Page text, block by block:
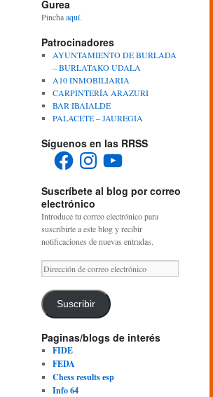
Gurea
Pinchaaquí.
Patrocinadores
AYUNTAMIENTO DE BURLADA
– BURLATAKO UDALA
A10 INMOBILIARIA
CARPINTERÍA ARAZURI
BAR IBAIALDE
PALACETE – JAUREGIA
Síguenos en las RRSS
FacebookInstagramYouTube
Suscríbete al blog por correo
electrónico
Introduce tu correo electrónico para
suscribirte a este blog y recibir
notificaciones de nuevas entradas.
Dirección
de
correo
electrónico
Suscribir
Paginas/blogs de interés
FIDE
FEDA
Chess results esp
Info 64